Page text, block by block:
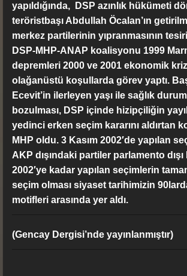
yapıldığında, DSP azınlık hükümeti
teröristbaşı Abdullah Öcalan’ın
merkez partilerinin yıpranmasının
DSP-MHP-ANAP koalisyonu 1999
depremleri 2000 ve 2001 ekonomik
olağanüstü koşullarda görev yaptı.
Ecevit’in ilerleyen yaşı ile sağlık
bozulması, DSP içinde hizipçiliğin
yedinci erken seçim kararını aldırtan
MHP oldu. 3 Kasım 2002′de yapılan
AKP dışındaki partiler parlamento dışı
2002′ye kadar yapılan seçimlerin
seçim olması siyaset tarihimizin
motifleri arasında yer aldı.
(Gencay Dergisi’nde yayınlanmıştır)